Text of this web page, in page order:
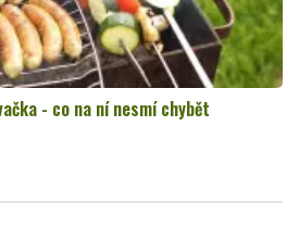
- co na ní nesmí chybět